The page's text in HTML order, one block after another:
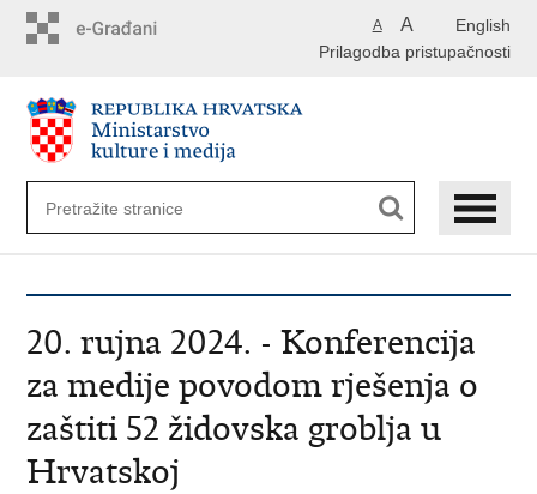
English
A A
Prilagodba pristupačnosti
20. rujna 2024. - Konferencija
za medije povodom rješenja o
zaštiti 52 židovska groblja u
Hrvatskoj